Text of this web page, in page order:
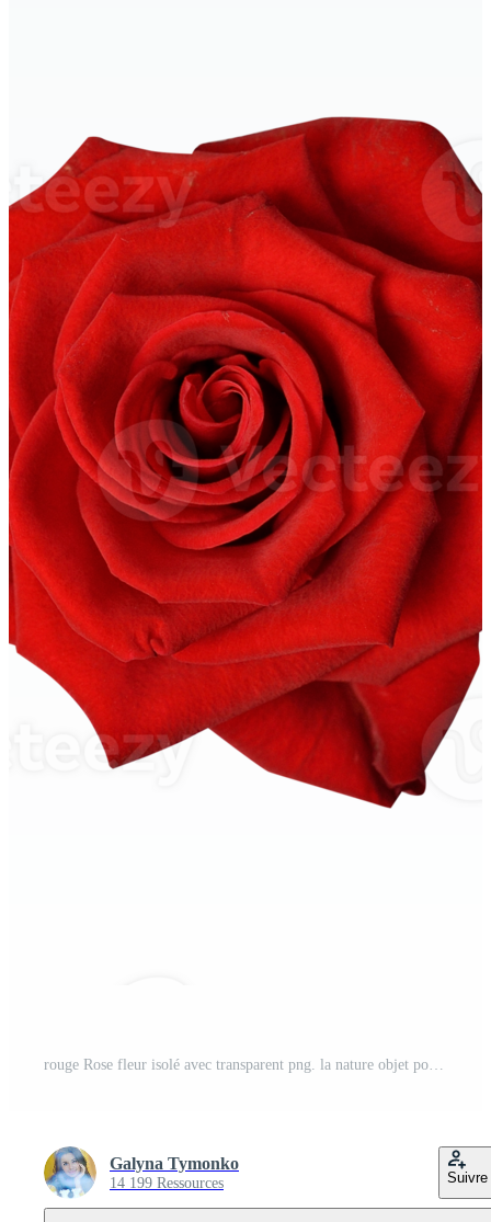
rouge Rose fleur isolé avec transparent png. la nature objet pour conception à valentines jour, les mères jour, anniversaire PNG Pro
Galyna Tymonko
14 199 Ressources Suivre